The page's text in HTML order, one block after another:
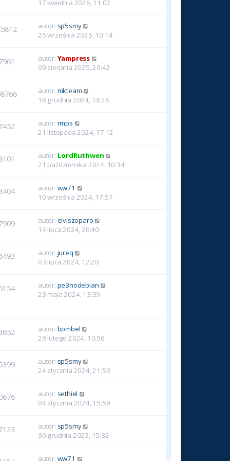
17 kwietnia 2026, 11:02
autor: sp5smy
25 września 2025, 10:14
autor: Yampress
09 sierpnia 2025, 20:42
autor: mkteam
18 grudnia 2024, 14:26
autor: rmps
21 listopada 2024, 17:12
autor: LordRuthwen
21 października 2024, 10:34
autor: ww71
10 września 2024, 17:57
autor: elviszoparo
14 lipca 2024, 20:40
autor: jureq
03 lipca 2024, 12:20
autor: pe3nodebian
23 maja 2024, 13:39
autor: bombel
29 lutego 2024, 10:56
autor: sp5smy
24 stycznia 2024, 21:53
autor: sethiel
04 stycznia 2024, 15:59
autor: sp5smy
30 grudnia 2023, 15:32
autor: ww71